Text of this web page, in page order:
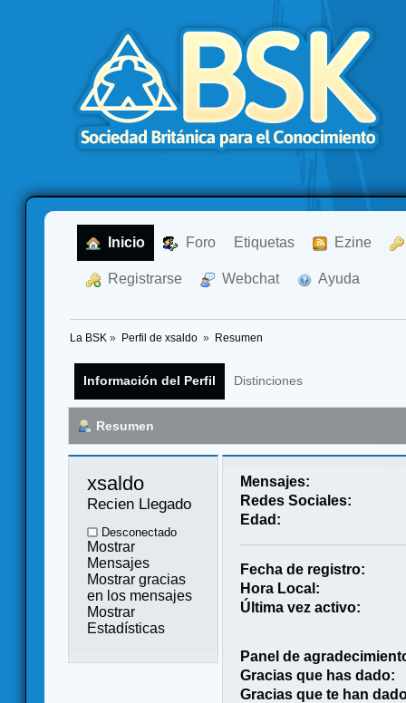
Inicio Foro Etiquetas Ezine
Registrarse Webchat Ayuda
La BSK » Perfil de xsaldo » Resumen
Información del Perfil Distinciones
Resumen
xsaldo
Recien Llegado
Desconectado
Mostrar
Mensajes
Mostrar gracias
en los mensajes
Mostrar
Estadísticas
Mensajes:
Redes Sociales:
Edad:
Fecha de registro:
Hora Local:
Última vez activo:
Panel de
Gracias que has dado:
Gracias que te han